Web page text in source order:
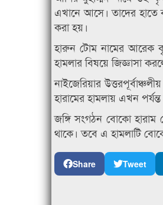
এখানে আসে। তাদের হাতে
করা হয়।
হারুন টোম নামের আরেক
হামলার বিষয়ে জিজ্ঞাসা
নাইজেরিয়ার
হারামের হামলায় এখন
জঙ্গি সংগঠন বোকো হারাম
থাকে। তবে এ হামলাটি
Share Tweet